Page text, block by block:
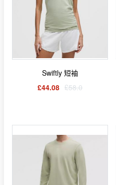
Swiftly 短袖
£44.08 £58.0